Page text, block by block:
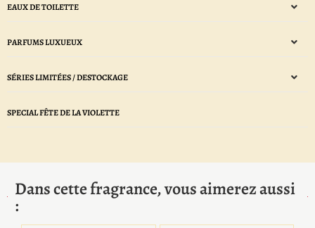
EAUX DE TOILETTE
PARFUMS LUXUEUX
SÉRIES LIMITÉES / DESTOCKAGE
SPECIAL FÊTE DE LA VIOLETTE
Dans cette fragrance, vous aimerez aussi
: